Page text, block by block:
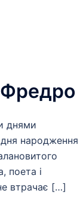
днями
дня народження
поета і
втрачає […]